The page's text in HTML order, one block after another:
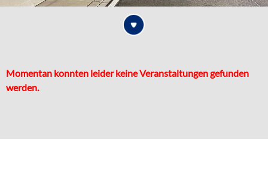
Momentan konnten leider keine Veranstaltungen gefunden
werden.